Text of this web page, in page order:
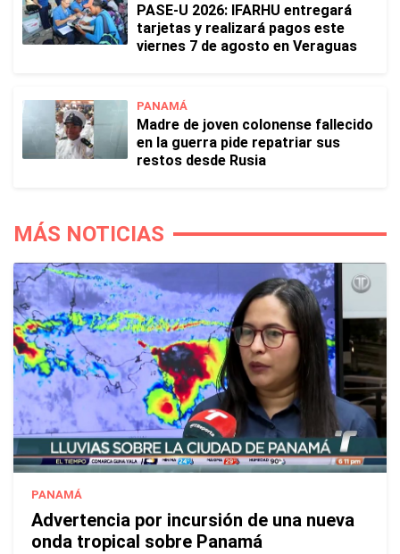
PASE-U 2026: IFARHU entregará
tarjetas y realizará pagos este
viernes 7 de agosto en Veraguas
PANAMÁ
Madre de joven colonense fallecido
en la guerra pide repatriar sus
restos desde Rusia
MÁS NOTICIAS
PANAMÁ
Advertencia por incursión de una nueva
onda tropical sobre Panamá